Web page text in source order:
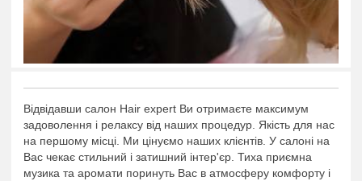
Відвідавши салон Hair expert Ви отримаєте максимум
задоволення і релаксу від наших процедур. Якість для нас
на першому місці. Ми цінуємо наших клієнтів. У салоні на
Вас чекає стильний і затишний інтер'єр. Тиха приємна
музика та аромати поринуть Вас в атмосферу комфорту і